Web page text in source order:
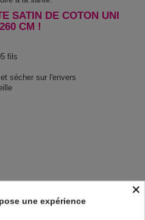
SATIN DE COTON UNI
CM !
fils
sécher sur l'envers
×
une expérience